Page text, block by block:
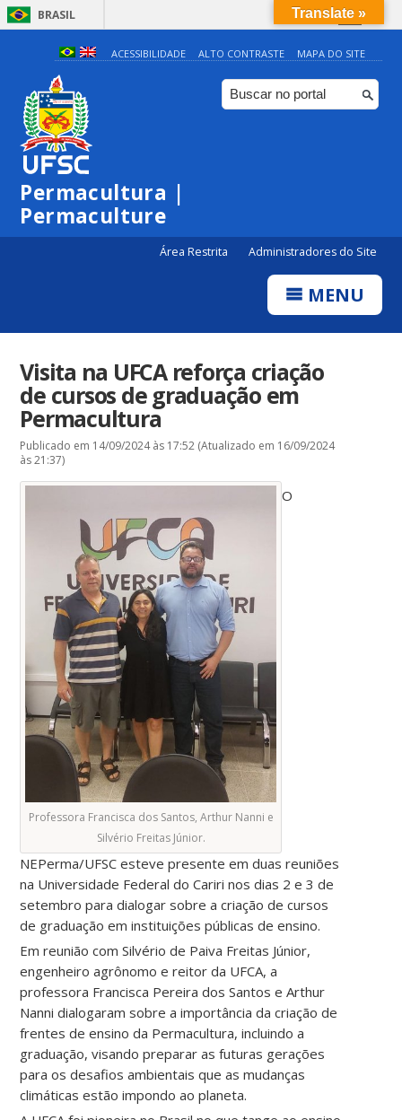
BRASIL
Simplifique!
Comunica BR
Participe
ACESSIBILIDADE ALTO CONTRASTE MAPA DO SITE
Permacultura |
Permaculture
Área Restrita Administradores do Site
MENU
Visita na UFCA reforça criação
de cursos de graduação em
Permacultura
Publicado em 14/09/2024 às 17:52 (Atualizado em 16/09/2024
às 21:37)
Professora Francisca dos Santos, Arthur Nanni e
Silvério Freitas Júnior.
O
NEPerma/UFSC esteve presente em duas reuniões
na Universidade Federal do Cariri nos dias 2 e 3 de
setembro para dialogar sobre a criação de cursos
de graduação em instituições públicas de ensino.
Em reunião com Silvério de Paiva Freitas Júnior,
engenheiro agrônomo e reitor da UFCA, a
professora Francisca Pereira dos Santos e Arthur
Nanni dialogaram sobre a importância da criação de
frentes de ensino da Permacultura, incluindo a
graduação, visando preparar as futuras gerações
para os desafios ambientais que as mudanças
climáticas estão impondo ao planeta.
Translate »